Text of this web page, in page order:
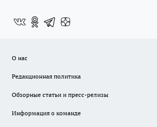
О нас
Редакционная политика
Обзорные статьи и пресс-релизы
Информация о команде